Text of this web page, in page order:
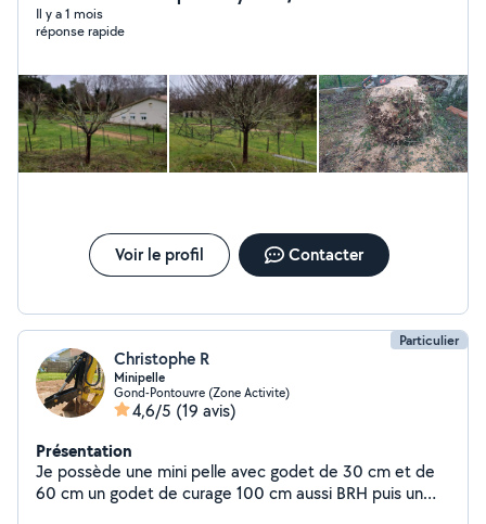
de potagers et de poulailler... Création de clôture à
panneau rigide... Nettoyage Karcher divers. Tout type
peinture, montage meubles, ponçage, rénovation, pose
de cuisine, faïence... N'hésitez pas à me contacter pour
toute question. Devis gratuit sur demande.
Il y a 1 mois
réponse rapide
Voir le profil Contacter
Particulier
Christophe R
Minipelle
Gond-Pontouvre (Zone Activite)
4,6/5 (19 avis)
Présentation
Je possède une mini pelle avec godet de 30 cm et de
60 cm un godet de curage 100 cm aussi BRH puis un